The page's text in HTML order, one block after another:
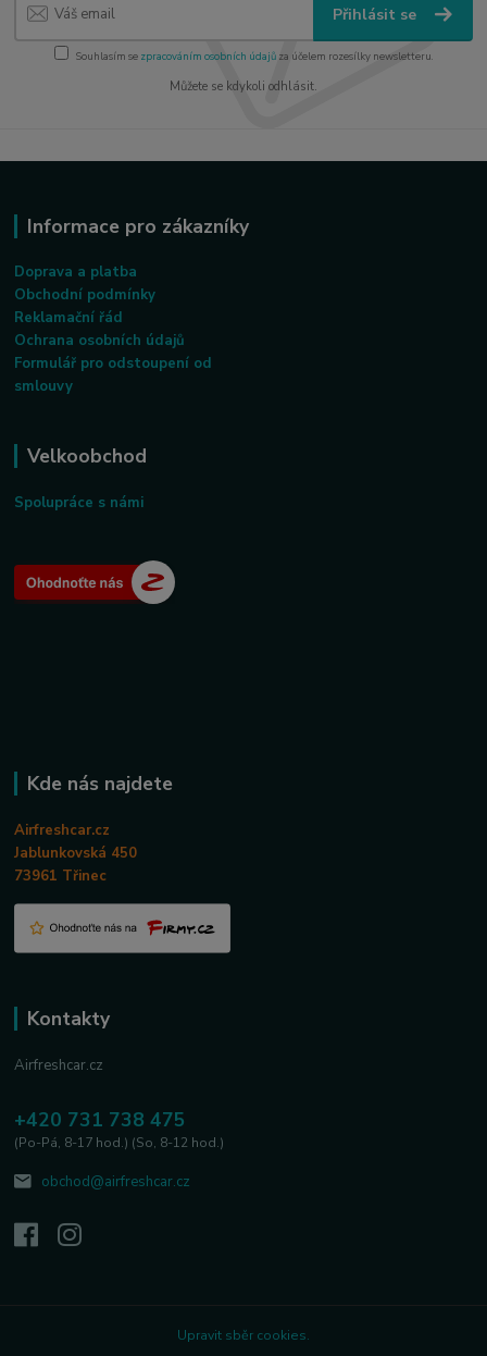
Přihlásit se
Souhlasím se zpracováním osobních údajůza účelem rozesílky newsletteru.
Můžete se kdykoli odhlásit.
Informace pro zákazníky
Doprava a platba
Obchodní podmínky
Reklamační řád
Ochrana osobních údajů
Formulář pro odstoupení od
smlouvy
Velkoobchod
Spolupráce s námi
Kde nás najdete
Airfreshcar.cz
Jablunkovská 450
73961 Třinec
Kontakty
Airfreshcar.cz
+420 731 738 475
(Po-Pá, 8-17 hod.) (So, 8-12 hod.)
obchod@airfreshcar.cz
Upravit sběr cookies.